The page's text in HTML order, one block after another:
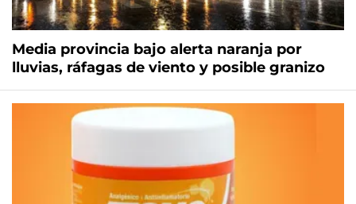
Media provincia bajo alerta naranja por
lluvias, ráfagas de viento y posible granizo